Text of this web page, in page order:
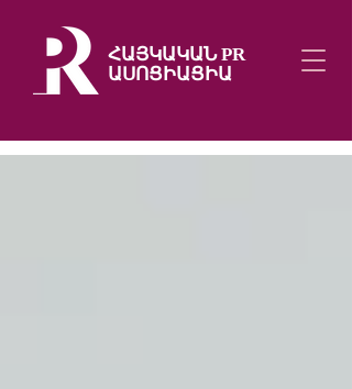
ՀԱՅԿԱԿԱՆ PR
ԱՍՈՑԻԱՑԻԱ